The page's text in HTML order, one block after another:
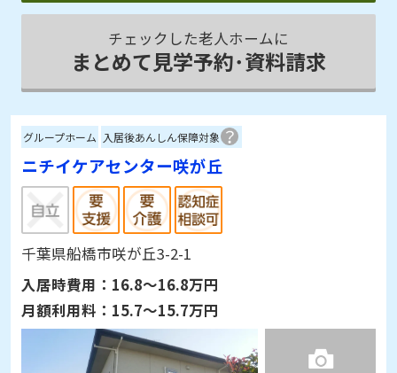
チェックした老人ホームに
まとめて見学予約･資料請求
グループホーム 入居後あんしん保障対象
ニチイケアセンター咲が丘
千葉県船橋市咲が丘3-2-1
入居時費用： 16.8～16.8万円
月額利用料： 15.7～15.7万円